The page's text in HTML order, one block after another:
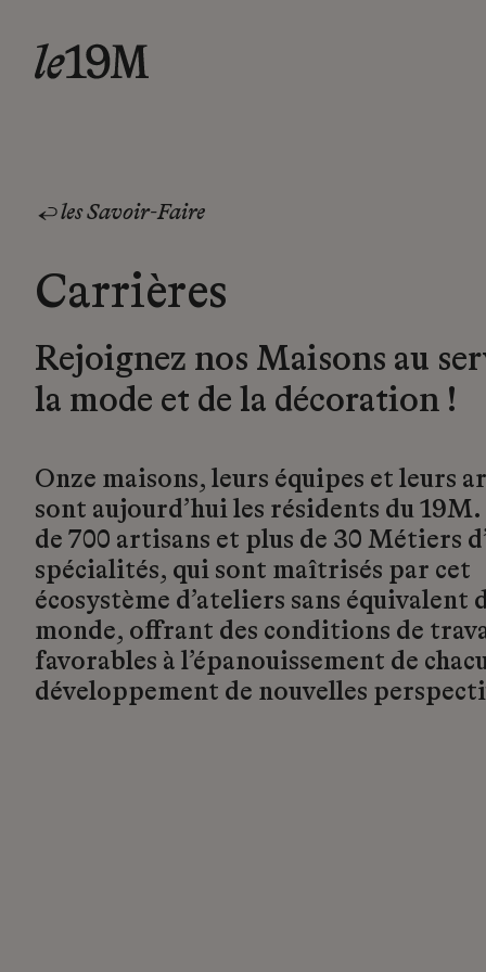
les Savoir-Faire
Carrières
Rejoignez nos Maisons au
la mode et de la décoration !
Onze maisons, leurs équipes et leurs
sont aujourd’hui les résidents du
de 700 artisans et plus de 30 Métiers
spécialités, qui sont maîtrisés par cet
écosystème d’ateliers sans équivalent
monde, offrant des conditions de
favorables à l’épanouissement de
développement de nouvelles